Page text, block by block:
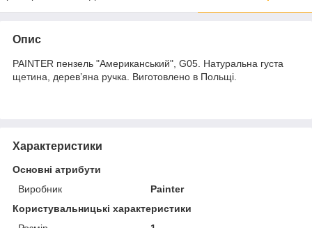
Опис
PAINTER пензель "Американський", G05. Натуральна густа
щетина, дерев’яна ручка. Виготовлено в Польщі.
Характеристики
Основні атрибути
Виробник
Painter
Користувальницькі характеристики